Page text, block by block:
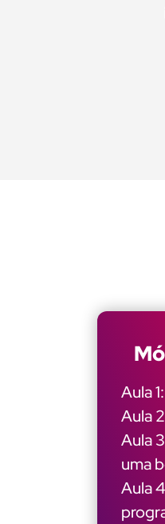
Aula
Aula
Aula
uma
Aula